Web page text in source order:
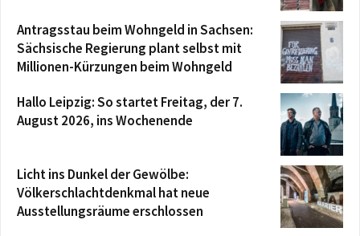
Antragsstau beim Wohngeld in Sachsen:
Sächsische Regierung plant selbst mit
Millionen-Kürzungen beim Wohngeld
Hallo Leipzig: So startet Freitag, der 7.
August 2026, ins Wochenende
Licht ins Dunkel der Gewölbe:
Völkerschlachtdenkmal hat neue
Ausstellungsräume erschlossen